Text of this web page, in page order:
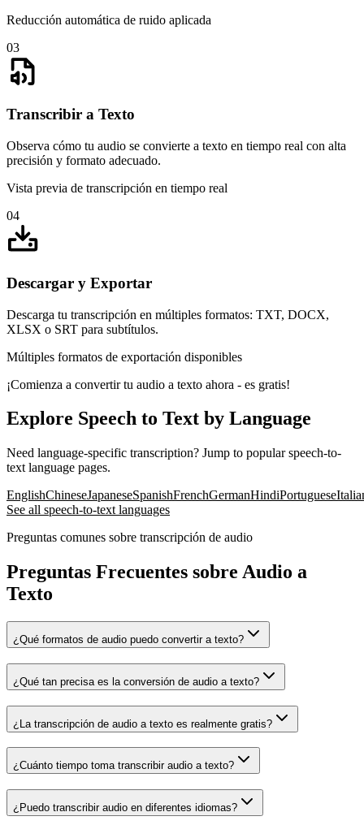
Reducción automática de ruido aplicada
03
Transcribir a Texto
Observa cómo tu audio se convierte a texto en tiempo real con alta
precisión y formato adecuado.
Vista previa de transcripción en tiempo real
04
Descargar y Exportar
Descarga tu transcripción en múltiples formatos: TXT, DOCX,
XLSX o SRT para subtítulos.
Múltiples formatos de exportación disponibles
¡Comienza a convertir tu audio a texto ahora - es gratis!
Explore Speech to Text by Language
Need language-specific transcription? Jump to popular speech-to-
text language pages.
EnglishChineseJapaneseSpanishFrenchGermanHindiPortuguese
See all speech-to-text languages
Preguntas comunes sobre transcripción de audio
Preguntas Frecuentes sobre Audio a
Texto
¿Qué formatos de audio puedo convertir a texto?
¿Qué tan precisa es la conversión de audio a texto?
¿La transcripción de audio a texto es realmente gratis?
¿Cuánto tiempo toma transcribir audio a texto?
¿Puedo transcribir audio en diferentes idiomas?